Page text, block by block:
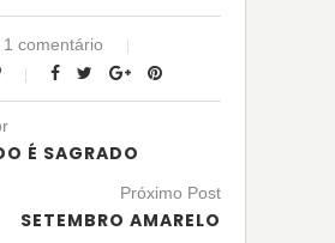
1 comentário
É SAGRADO
Próximo Post
SETEMBRO AMARELO